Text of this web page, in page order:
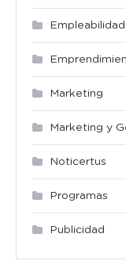
Empleabilidad
Marketing
Marketing y
Noticertus
Programas
Publicidad